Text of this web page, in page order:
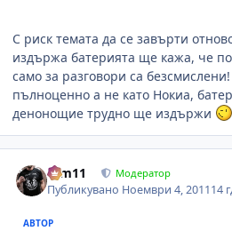
С риск темата да се завърти
издържа батерията ще кажа, че
само за разговори са
пълноценно а не като Нокиа,
денонощие трудно ще издържи
arm11 Модератор
Публикувано Ноември 4, 201114
АВТОР